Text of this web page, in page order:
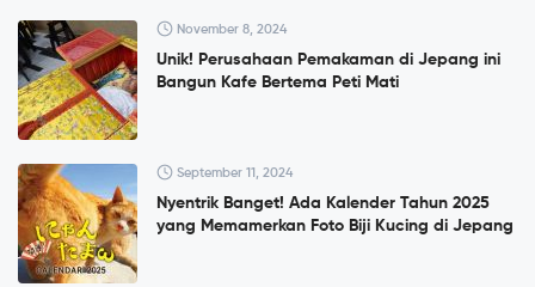
November 8, 2024
Unik! Perusahaan Pemakaman di Jepang ini
Bangun Kafe Bertema Peti Mati
September 11, 2024
Nyentrik Banget! Ada Kalender Tahun 2025
yang Memamerkan Foto Biji Kucing di Jepang